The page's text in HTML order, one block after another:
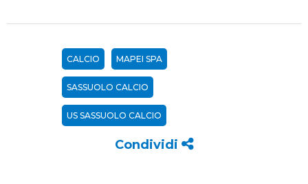
CALCIO MAPEI SPA
SASSUOLO CALCIO
US SASSUOLO CALCIO
Condividi